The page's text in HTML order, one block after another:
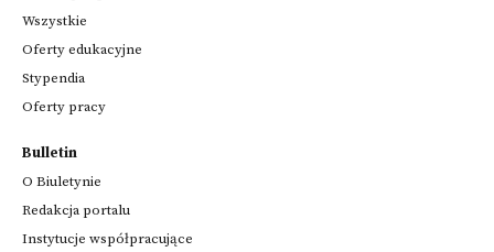
Wszystkie
Oferty edukacyjne
Stypendia
Oferty pracy
Bulletin
O Biuletynie
Redakcja portalu
Instytucje współpracujące